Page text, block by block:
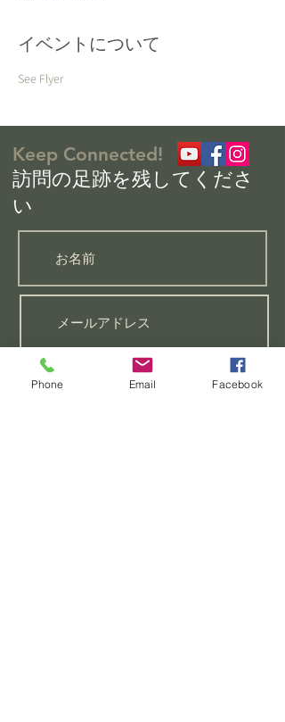
イベントについて
See Flyer
Keep Connected!
​訪問の足跡を残してくださ
い
聖書研究
祈りのリクエストがあります
Phone Email Facebook